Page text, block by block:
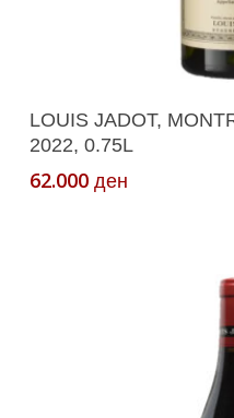
LOUIS JADOT,
2022, 0.75L
62.000 ден